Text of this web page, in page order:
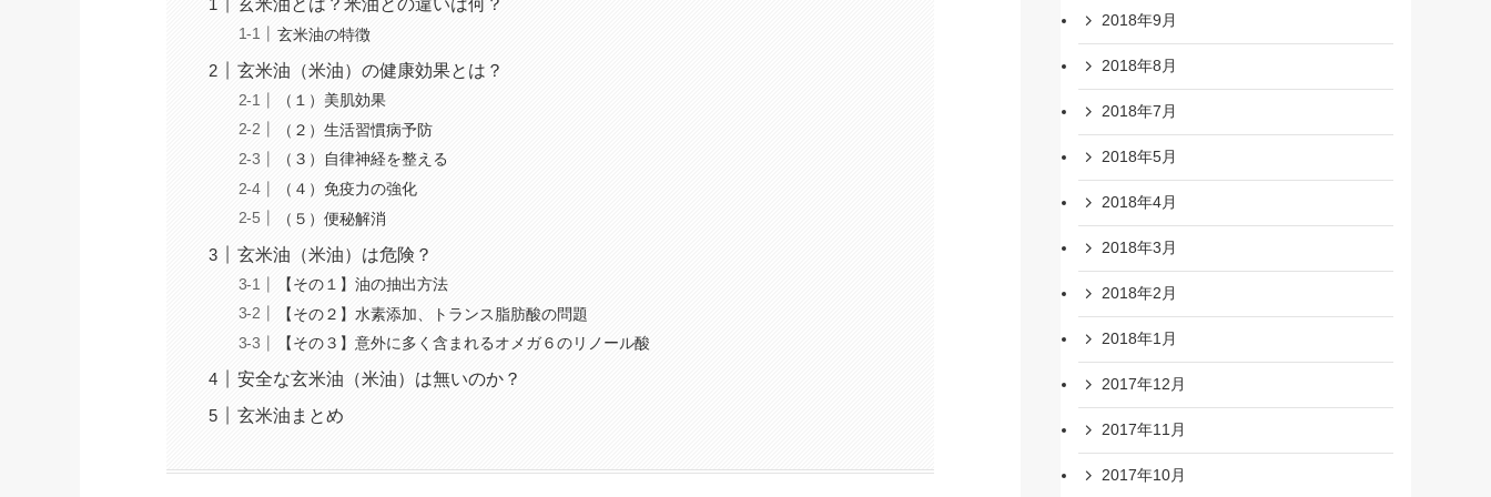
玄米油とは？米油との違いは何？
玄米油の特徴
玄米油（米油）の健康効果とは？
（１）美肌効果
（２）生活習慣病予防
（３）自律神経を整える
（４）免疫力の強化
（５）便秘解消
玄米油（米油）は危険？
【その１】油の抽出方法
【その２】水素添加、トランス脂肪酸の問題
【その３】意外に多く含まれるオメガ６のリノール酸
安全な玄米油（米油）は無いのか？
玄米油まとめ
2018年9月
2018年8月
2018年7月
2018年5月
2018年4月
2018年3月
2018年2月
2018年1月
2017年12月
2017年11月
2017年10月